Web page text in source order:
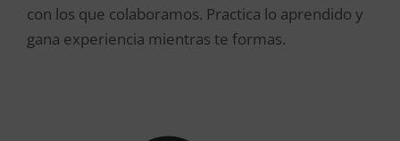
con los que colaboramos. Practica lo aprendido y
gana experiencia mientras te formas.